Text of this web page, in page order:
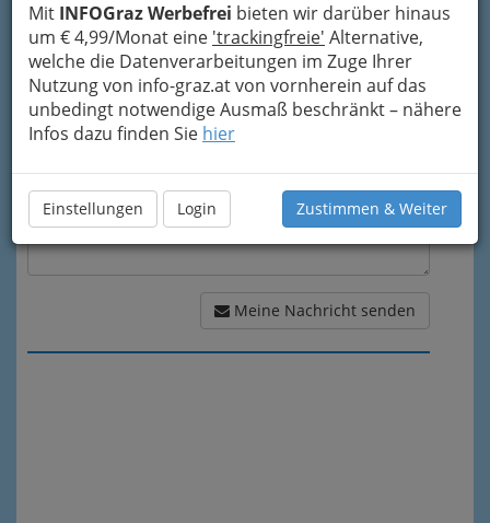
Mit INFOGraz Werbefrei bieten wir darüber hinaus
um € 4,99/Monat eine 'trackingfreie' Alternative,
welche die Datenverarbeitungen im Zuge Ihrer
Nutzung von info-graz.at von vornherein auf das
unbedingt notwendige Ausmaß beschränkt – nähere
Infos dazu finden Sie hier
Einstellungen Login Zustimmen & Weiter
Meine Nachricht
Meine Nachricht senden